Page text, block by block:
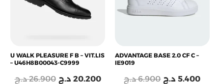
U WALK PLEASURE F B – VIT.LIS
– U46H8B00043-C9999
26.900 د.ج 20.200 د.ج
ADVANTAGE BASE 2.0 CF C –
IE9019
6.900 د.ج 5.400 د.ج